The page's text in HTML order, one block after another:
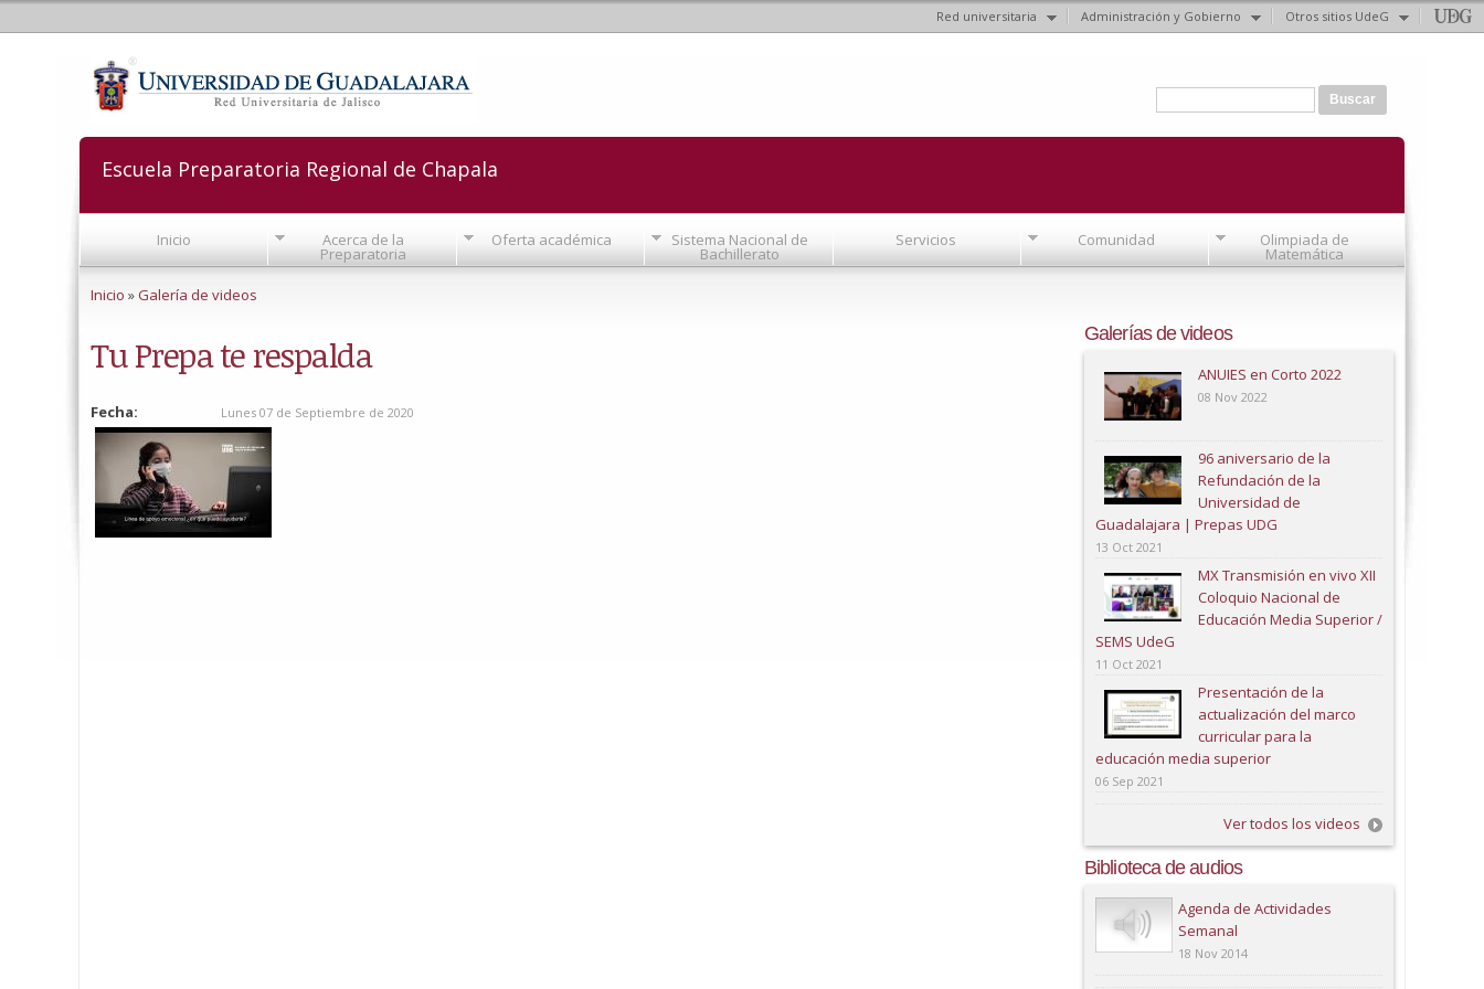
Red universitaria Administración y Gobierno Otros sitios UdeG
Formulario de búsqueda
Escuela Preparatoria Regional de Chapala
Inicio Acerca de la
Preparatoria
Oferta académica Sistema Nacional de
Bachillerato
Servicios Comunidad Olimpiada de
Matemática
Inicio »Galería de videos
Tu Prepa te respalda
Fecha: Lunes 07 de Septiembre de 2020
Galerías de videos
ANUIES en Corto 2022
08 Nov 2022
96 aniversario de la
Refundación de la
Universidad de
Guadalajara | Prepas UDG
13 Oct 2021
MX Transmisión en vivo XII
Coloquio Nacional de
Educación Media Superior /
SEMS UdeG
11 Oct 2021
Presentación de la
actualización del marco
curricular para la
educación media superior
06 Sep 2021
Ver todos los videos
Biblioteca de audios
Play
Agenda de Actividades
Semanal
18 Nov 2014